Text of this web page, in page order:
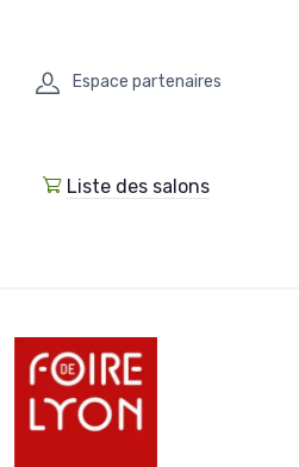
Espace partenaires
Liste des salons